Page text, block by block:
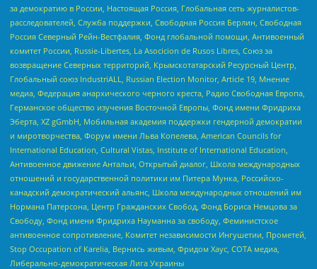
за демократию в России, Настоящая Россия, Глобальная сеть журналистов-
расследователей, Служба поддержки, Свободная Россия Берлин, Свободная
Россия Северный Рейн-Вестфалия, Фонд глобальной помощи, Антивоенный
комитет России, Russie-Libertes, La Asocicion de Rusos Libres, Союз за
возвращение Северных территорий, Крымскотатарский Ресурсный Центр,
Глобальный союз IndustriALL, Russian Election Monitor, Article 19, Мнение
медиа, Федерация анархического черного креста, Радио Свободная Европа,
Германское общество изучения Восточной Европы, Фонд имени Фридриха
Эберта, XZ gGmbH, Мобильная академия поддержки гендерной демократии
и миротворчества, Форум имени Льва Копелева, American Councils for
International Education, Cultural Vistas, Institute of International Education,
Антивоенное движение Антальи, Открытый диалог, Школа международных
отношений и государственной политики им Питера Мунка, Российско-
канадский демократический альянс, Школа международных отношений им
Нормана Патерсона, Центр Гражданских Свобод, Фонд Бориса Немцова за
Свободу, Фонд имени Фридриха Науманна за свободу, Феминистское
антивоенное сопротивление, Комитет независимости Ингушетии, Прометей,
Stop Occupation of Karelia, Вернись живым, Фридом Хаус, СОТА медиа,
Либерально-демократическая Лига Украины